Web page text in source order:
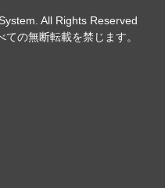
All Rights Reserved
の無断転載を禁じます。